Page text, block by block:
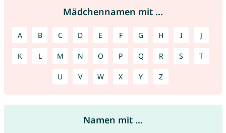
Mädchennamen mit ...
A B C D E F G H I J
K L M N O P Q R S T
U V W X Y Z
Namen mit ...